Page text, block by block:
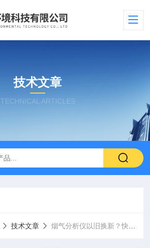
技术文章
TECHNICAL ARTICLES
技术文章 烟气分析仪以旧换新？快看看你的烟气分析仪是不是该淘汰了